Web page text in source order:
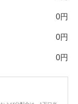
0円
0円
0円